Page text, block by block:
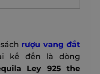
rượu vang đắt
kể đến là dòng
Ley 925 the